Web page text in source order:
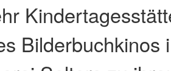
Bilderbuchkinos